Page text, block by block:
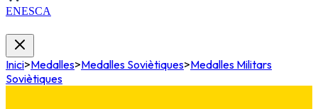
ENESCA
Inici>Medalles>Medalles Soviètiques>Medalles Militars
Soviètiques